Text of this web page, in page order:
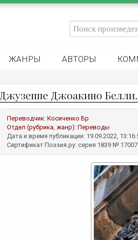
ЖАНРЫ АВТОРЫ
Джузеппе Джоакино Белли.
Переводчик: Косиченко Бр
Отдел (рубрика, жанр): Переводы
Дата и время публикации: 19.09.2022,
Сертификат Поэзия.ру: серия 1839 №